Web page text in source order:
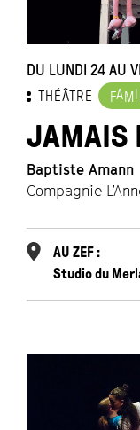
DU LUNDI 24 AU
THÉÂTRE FAM
JAMAIS
Baptiste Amann
Compagnie
AU ZEF :
Studio du